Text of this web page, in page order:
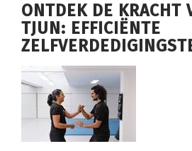
ONTDEK DE KRACHT
TJUN: EFFICIËNTE